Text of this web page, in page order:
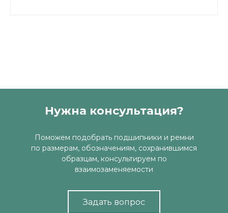
Нужна консультация?
Поможем подобрать подшипники и ремни
по размерам, обозначениям, сохранившимся
образцам, консультируем по
взаимозаменяемости
Задать вопрос